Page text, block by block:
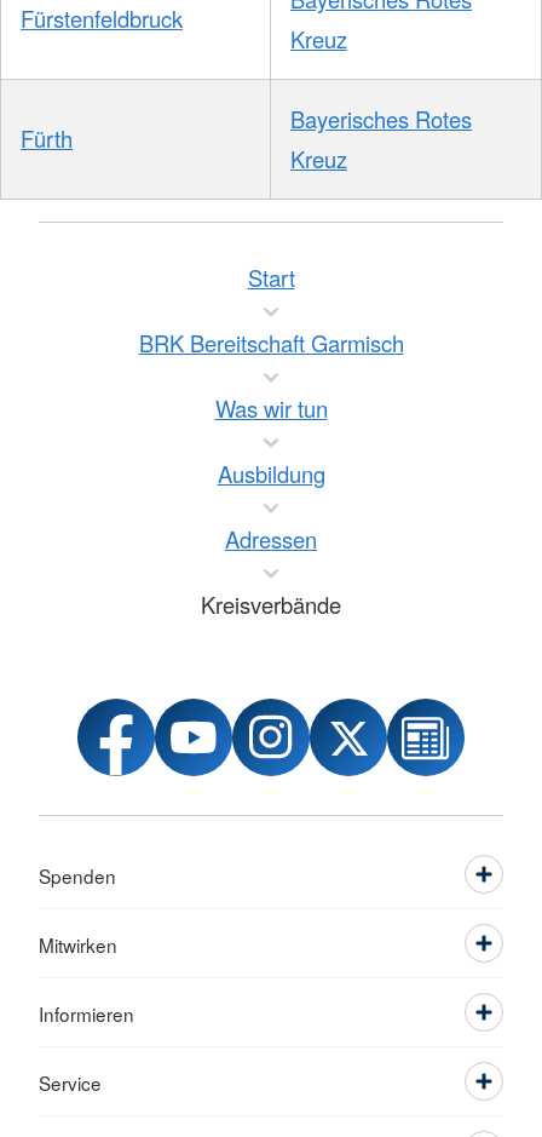
Fürstenfeldbruck
Kreuz
Fürth
Bayerisches Rotes
Kreuz
Start
BRK Bereitschaft Garmisch
Was wir tun
Ausbildung
Adressen
Kreisverbände
Spenden
Mitwirken
Informieren
Service